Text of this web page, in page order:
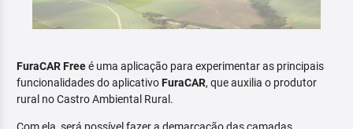
FuraCAR Freeé uma aplicação para experimentar as principais
funcionalidades do aplicativoFuraCAR, que auxilia o produtor
rural no Castro Ambiental Rural.